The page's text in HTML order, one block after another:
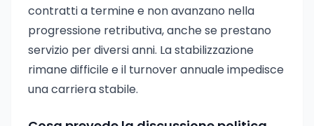
contratti a termine e non avanzano nella
progressione retributiva, anche se prestano
servizio per diversi anni. La stabilizzazione
rimane difficile e il turnover annuale impedisce
una carriera stabile.